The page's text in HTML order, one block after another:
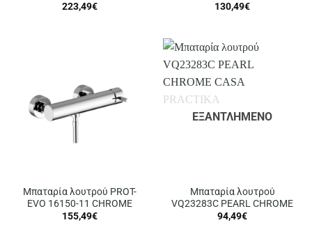
223,49€
130,49€
Μπαταρία λουτρού PROT-
EVO 16150-11 CHROME
155,49€
ΕΞΑΝΤΛΗΜΈΝΟ
Μπαταρία λουτρού
VQ23283C PEARL CHROME
94,49€